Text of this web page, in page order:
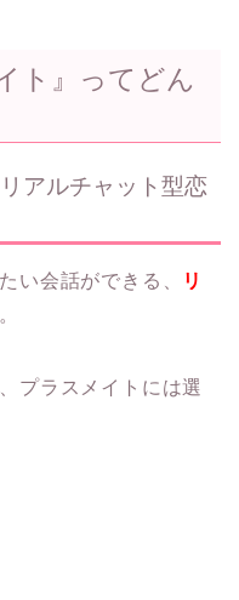
ト』ってどん
アルチャット型恋
い会話ができる、
リ
プラスメイトには選